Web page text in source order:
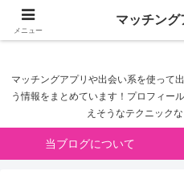
マッチング
マッチングアプリや出会い系を使って
う情報をまとめています！プロフィー
えそうなテクニック
当ブログについて
メニュー
マッチング